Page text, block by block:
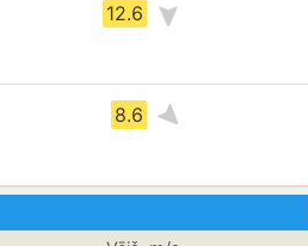
12.6
8.6